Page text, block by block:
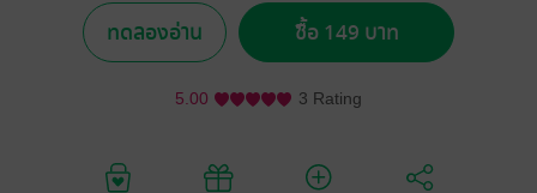
ทดลองอ่าน ซื้อ 149 บาท
5.00 3 Rating